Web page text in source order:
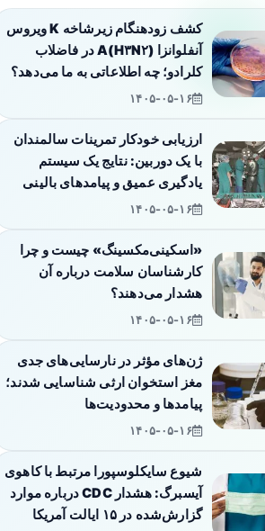
کشف زودهنگام زیرشاخه K ویروس
آنفلوانزا A(H۳N۲) در فاضلاب
کلرادو؛ چه اطلاعاتی به ما می‌دهد؟
۱۴۰۵-۰۵-۱۶
ارزیابی خودکار تمرینات سالمندان
با یک دوربین: نتایج یک سیستم
یادگیری عمیق و پیامدهای بالینی
۱۴۰۵-۰۵-۱۶
«اسکینی‌مکسینگ» چیست و چرا
کارشناسان سلامت درباره آن
هشدار می‌دهند؟
۱۴۰۵-۰۵-۱۶
ژن‌های مؤثر در نارسایی‌های جدی
مغز استخوان ارثی شناسایی شدند؛
پیامدها و محدودیت‌ها
۱۴۰۵-۰۵-۱۶
شیوع سایکلوسپورا مرتبط با کاهوی
آیسبرگ: هشدار CDC درباره موارد
گزارش‌شده در ۱۵ ایالت آمریکا